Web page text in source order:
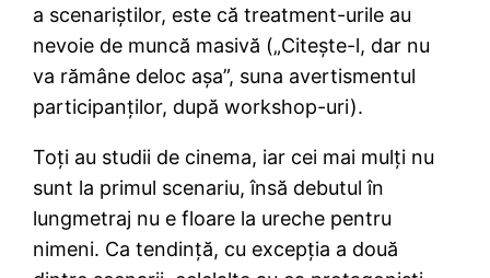
a scenariştilor, este că treatment-urile au
nevoie de muncă masivă („Citeşte-l, dar nu
va rămâne deloc aşa”, suna avertismentul
participanţilor, după workshop-uri).
Toţi au studii de cinema, iar cei mai mulţi nu
sunt la primul scenariu, însă debutul în
lungmetraj nu e floare la ureche pentru
nimeni. Ca tendinţă, cu excepţia a două